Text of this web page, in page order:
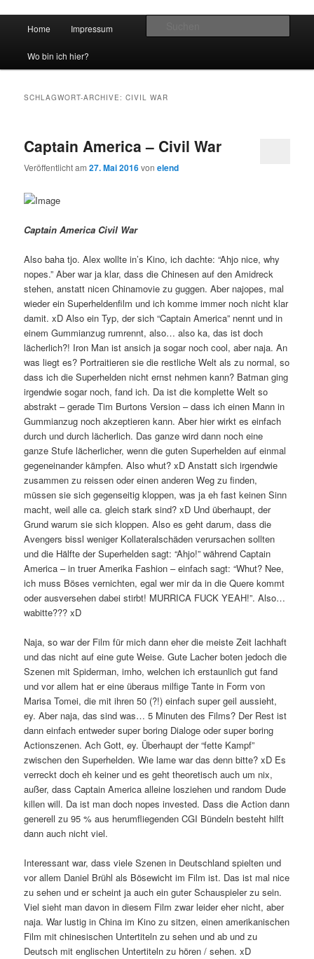
vidgames.de
Zum Inhalt wechseln
Zum sekundären Inhalt wechseln
Home Impressum
Wo bin ich hier?
SCHLAGWORT-ARCHIVE:CIVIL WAR
Captain America – Civil War
Veröffentlicht am27. Mai 2016vonelend
Captain America Civil War
Also baha tjo. Alex wollte in’s Kino, ich dachte: “Ahjo nice, why
nopes.” Aber war ja klar, dass die Chinesen auf den Amidreck
stehen, anstatt nicen Chinamovie zu guggen. Aber najopes, mal
wieder ein Superheldenfilm und ich komme immer noch nicht klar
damit. xD Also ein Typ, der sich “Captain America” nennt und in
einem Gummianzug rumrennt, also… also ka, das ist doch
lächerlich?! Iron Man ist ansich ja sogar noch cool, aber naja. An
was liegt es? Portraitieren sie die restliche Welt als zu normal, so
dass ich die Superhelden nicht ernst nehmen kann? Batman ging
irgendwie sogar noch, fand ich. Da ist die komplette Welt so
abstrakt – gerade Tim Burtons Version – dass ich einen Mann in
Gummianzug noch akzeptieren kann. Aber hier wirkt es einfach
durch und durch lächerlich. Das ganze wird dann noch eine
ganze Stufe lächerlicher, wenn die guten Superhelden auf einmal
gegeneinander kämpfen. Also whut? xD Anstatt sich irgendwie
zusammen zu reissen oder einen anderen Weg zu finden,
müssen sie sich gegenseitig kloppen, was ja eh fast keinen Sinn
macht, weil alle ca. gleich stark sind? xD Und überhaupt, der
Grund warum sie sich kloppen. Also es geht darum, dass die
Avengers bissl weniger Kollateralschäden verursachen sollten
und die Hälfte der Superhelden sagt: “Ahjo!” während Captain
America – in truer Amerika Fashion – einfach sagt: “Whut? Nee,
ich muss Böses vernichten, egal wer mir da in die Quere kommt
oder ausversehen dabei stirbt! MURRICA FUCK YEAH!”. Also…
wabitte??? xD
Naja, so war der Film für mich dann eher die meiste Zeit lachhaft
und das nicht auf eine gute Weise. Gute Lacher boten jedoch die
Szenen mit Spiderman, imho, welchen ich erstaunlich gut fand
und vor allem hat er eine überaus milfige Tante in Form von
Marisa Tomei, die mit ihren 50 (?!) einfach super geil aussieht,
ey. Aber naja, das sind was… 5 Minuten des Films? Der Rest ist
dann einfach entweder super boring Dialoge oder super boring
Actionszenen. Ach Gott, ey. Überhaupt der “fette Kampf”
zwischen den Superhelden. Wie lame war das denn bitte? xD Es
verreckt doch eh keiner und es geht theoretisch auch um nix,
außer, dass Captain America alleine losziehen und random Dude
killen will. Da ist man doch nopes invested. Dass die Action dann
generell zu 95 % aus herumfliegenden CGI Bündeln besteht hilft
dann auch nicht viel.
Interessant war, dass viele Szenen in Deutschland spielten und
vor allem Daniel Brühl als Bösewicht im Film ist. Das ist mal nice
zu sehen und er scheint ja auch ein guter Schauspieler zu sein.
Viel sieht man davon in diesem Film zwar leider eher nicht, aber
naja. War lustig in China im Kino zu sitzen, einen amerikanischen
Film mit chinesischen Untertiteln zu sehen und ab und zu
Deutsch mit englischen Untertiteln zu hören / sehen. xD